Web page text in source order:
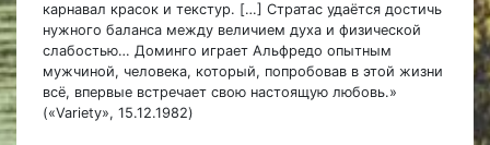
карнавал красок и текстур. […] Стратас удаётся достичь
нужного баланса между величием духа и физической
слабостью… Доминго играет Альфредо опытным
мужчиной, человека, который, попробовав в этой жизни
всё, впервые встречает свою настоящую любовь.»
(«Variety», 15.12.1982)